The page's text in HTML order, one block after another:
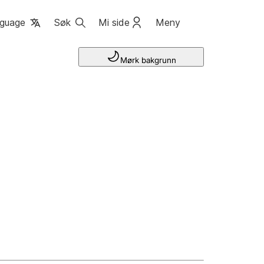
Søk Mi side Meny
Mørk bakgrunn